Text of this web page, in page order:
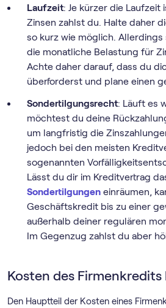
Laufzeit: Je kürzer die
Zinsen zahlst du. Halte daher
so kurz wie möglich.
die monatliche Belastung für
Achte daher darauf, dass du
überforderst und plane einen
Sondertilgungsrecht: Läuft es
möchtest du deine
um langfristig die
jedoch bei den meisten
sogenannten
Lässt du dir im Kreditvertrag
Sondertilgungen einräumen,
Geschäftskredit bis zu einer
außerhalb deiner regulären
Im Gegenzug zahlst du aber
Kosten des
Den Hauptteil der Kosten eines